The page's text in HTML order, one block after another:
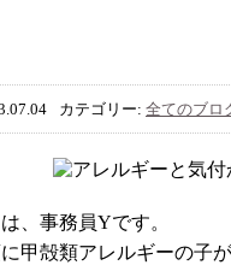
カテゴリー: 全てのブロ
、事務員Yです。
甲殻類アレルギーの子